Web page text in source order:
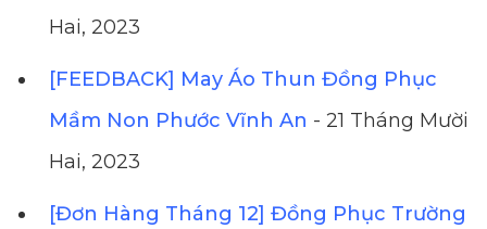
Hai, 2023
[FEEDBACK] May Áo Thun Đồng Phục
Mầm Non Phước Vĩnh An - 21 Tháng Mười
Hai, 2023
[Đơn Hàng Tháng 12] Đồng Phục Trường